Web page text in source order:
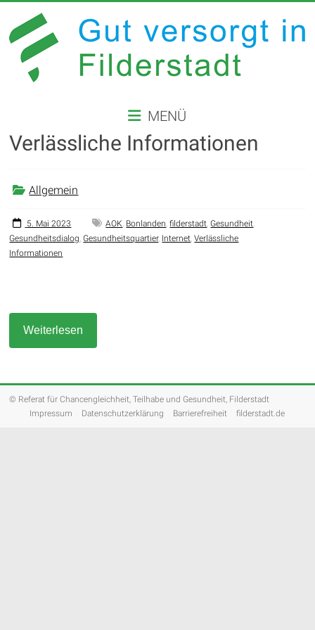
Inhalt
springen
VERSORGT
IN
FILDERSTADT
der
Stadt
Filderstadt
MENÜ
Verlässliche Informationen
Allgemein
5. Mai 2023 AOK, Bonlanden,filderstadt,Gesundheit,
Gesundheitsdialog,Gesundheitsquartier, Internet,Verlässliche
Informationen
Weiterlesen
© Referat für Chancengleichheit, Teilhabe und Gesundheit, Filderstadt
Impressum
Datenschutzerklärung Barrierefreiheit filderstadt.de